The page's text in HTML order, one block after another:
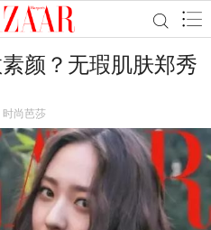
颜？无瑕肌肤郑秀
时尚芭莎